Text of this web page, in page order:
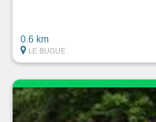
0.6 km
LE BUGUE